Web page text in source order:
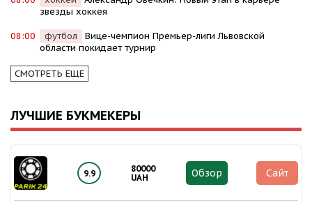
звезды хоккея
08:00 футбол
Вице-чемпион Премьер-лиги Львовской
области покидает турнир
СМОТРЕТЬ ЕЩЕ
ЛУЧШИЕ БУКМЕКЕРЫ
9.9
80000
UAH
Обзор Сайт